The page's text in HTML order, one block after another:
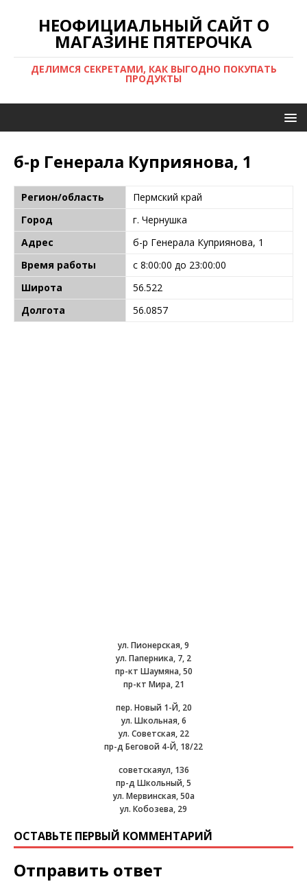
НЕОФИЦИАЛЬНЫЙ САЙТ О
МАГАЗИНЕ ПЯТЕРОЧКА
ДЕЛИМСЯ СЕКРЕТАМИ, КАК ВЫГОДНО ПОКУПАТЬ
ПРОДУКТЫ
б-р Генерала Куприянова, 1
Регион/область
Пермский край
Город
г. Чернушка
Адрес
б-р Генерала Куприянова, 1
Время работы
с 8:00:00 до 23:00:00
Широта
56.522
Долгота
56.0857
ул. Пионерская, 9
ул. Паперника, 7, 2
пр-кт Шаумяна, 50
пр-кт Мира, 21
пер. Новый 1-Й, 20
ул. Школьная, 6
ул. Советская, 22
пр-д Беговой 4-Й, 18/22
советскаяул, 136
пр-д Школьный, 5
ул. Мервинская, 50а
ул. Кобозева, 29
ОСТАВЬТЕ ПЕРВЫЙ КОММЕНТАРИЙ
Отправить ответ